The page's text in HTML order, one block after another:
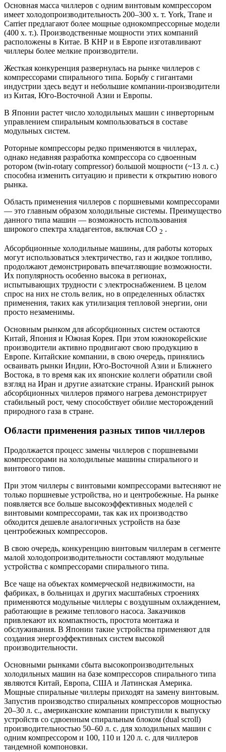
Основная масса чиллеров с одним винтовым компрессором
имеет холодопроизводительность 200–300 х. т. York, Trane и
Carrier предлагают более мощные однокомпрессорные модели
(400 х. т.). Производственные мощности этих компаний
расположены в Китае. В КНР и в Европе изготавливают
чиллеры более мелкие производители.
Жесткая конкуренция развернулась на рынке чиллеров с
компрессорами спирального типа. Борьбу с гигантами
индустрии здесь ведут и небольшие компании-производители
из Китая, Юго-Восточной Азии и Европы.
В Японии растет число холодильных машин с инверторным
управлением спиральным компользоваться в составе
модульных систем.
Роторные компрессоры редко применяются в чиллерах,
однако недавняя разработка компрессора со сдвоенным
ротором (twin-rotary compressor) большой мощности (~13 л. с.)
способна изменить ситуацию и привести к открытию нового
рынка.
Область применения чиллеров с поршневыми компрессорами
— это главным образом холодильные системы. Преимущество
данного типа машин — возможность использования
широкого спектра хладагентов, включая CO 2 .
Абсорбционные холодильные машины, для работы которых
могут использоваться электричество, газ и жидкое топливо,
продолжают демонстрировать впечатляющие возможности.
Их популярность особенно высока в регионах,
испытывающих трудности с электроснабжением. В целом
спрос на них не столь велик, но в определенных областях
применения, таких как утилизация тепловой энергии, они
просто незаменимы.
Основным рынком для абсорбционных систем остаются
Китай, Япония и Южная Корея. При этом южнокорейские
производители активно продвигают свою продукцию в
Европе. Китайские компании, в свою очередь, принялись
осваивать рынки Индии, Юго-Восточной Азии и Ближнего
Востока, в то время как их японские коллеги обратили свой
взгляд на Иран и другие азиатские страны. Иранский рынок
абсорбционных чиллеров прямого нагрева демонстрирует
стабильный рост, чему способствует обилие месторождений
природного газа в стране.
Области применения разных типов чиллеров
Продолжается процесс замены чиллеров с поршневыми
компрессорами на холодильные машины спирального и
винтового типов.
При этом чиллеры с винтовыми компрессорами вытесняют не
только поршневые устройства, но и центробежные. На рынке
появляется все больше высокоэффективных моделей с
винтовыми компрессорами, так как их производство
обходится дешевле аналогичных устройств на базе
центробежных компрессоров.
В свою очередь, конкуренцию винтовым чиллерам в сегменте
малой холодопроизводительности составляют модульные
устройства с компрессорами спирального типа.
Все чаще на объектах коммерческой недвижимости, на
фабриках, в больницах и других масштабных строениях
применяются модульные чиллеры с воздушным охлаждением,
работающие в режиме теплового насоса. Заказчиков
привлекают их компактность, простота монтажа и
обслуживания. В Японии такие устройства применяют для
создания энергоэффективных систем высокой
производительности.
Основными рынками сбыта высокопроизводительных
холодильных машин на базе компрессоров спирального типа
являются Китай, Европа, США и Латинская Америка.
Мощные спиральные чиллеры приходят на замену винтовым.
Запустив производство спиральных компрессоров мощностью
20–30 л. с., американские компании приступили к выпуску
устройств со сдвоенным спиральным блоком (dual scroll)
производительностью 50–60 л. с. для холодильных машин с
одним компрессором и 100, 110 и 120 л. с. для чиллеров
тандемной компоновки.